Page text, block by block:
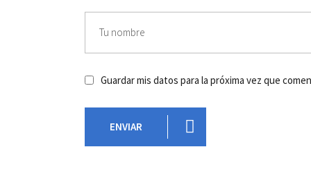
Guardar mis datos para la próxima vez que
ENVIAR